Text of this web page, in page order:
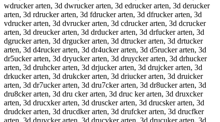
wdrucker arten, 3d dwrucker arten, 3d edrucker arten, 3d derucker
arten, 3d rdrucker arten, 3d fdrucker arten, 3d dfrucker arten, 3d
vdrucker arten, 3d dvrucker arten, 3d cdrucker arten, 3d dcrucker
arten, 3d dreucker arten, 3d drducker arten, 3d drfucker arten, 3d
dgrucker arten, 3d drgucker arten, 3d dtrucker arten, 3d drtucker
arten, 3d d4rucker arten, 3d dr4ucker arten, 3d d5rucker arten, 3d
dr5ucker arten, 3d dryucker arten, 3d druycker arten, 3d drhucker
arten, 3d druhcker arten, 3d drjucker arten, 3d drujcker arten, 3d
drkucker arten, 3d drukcker arten, 3d driucker arten, 3d druicker
arten, 3d dr7ucker arten, 3d dru7cker arten, 3d dr8ucker arten, 3d
dru8cker arten, 3d dru cker arten, 3d druc ker arten, 3d druxcker
arten, 3d drucxker arten, 3d druscker arten, 3d drucsker arten, 3d
drudcker arten, 3d drucdker arten, 3d drufcker arten, 3d drucfker
arten, 3d druvcker arten, 3d drucvker arten, 3d drucuker arten, 3d